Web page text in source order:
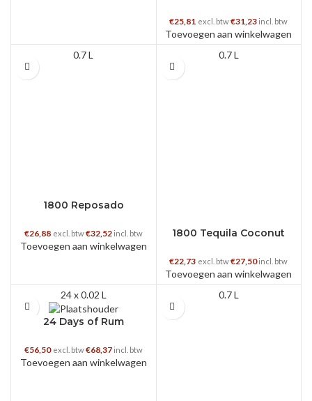
€25,81 excl. btw€31,23 incl. btw
Toevoegen aan winkelwagen
0.7 L
1800 Reposado
€26,88 excl. btw€32,52incl. btw
Toevoegen aan winkelwagen
0.7 L
1800 Tequila Coconut
€22,73 excl. btw€27,50incl. btw
Toevoegen aan winkelwagen
24 x 0.02 L
24 Days of Rum
€56,50 excl. btw€68,37incl. btw
Toevoegen aan winkelwagen
0.7 L